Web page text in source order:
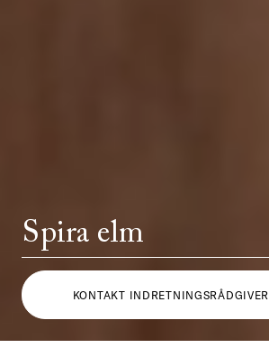
Spira elm
KONTAKT INDRETNINGSRÅDGIVER